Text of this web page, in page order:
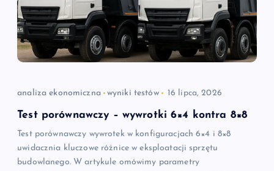
analiza ekonomiczna wyniki testów 16 lipca, 2026
Test porównawczy – wywrotki 6×4 kontra 8×8
Test porównawczy wywrotek w konfiguracjach 6×4 i 8×8
uwidacznia kluczowe różnice w eksploatacji sprzętu
budowlanego. W artykule omówimy parametry